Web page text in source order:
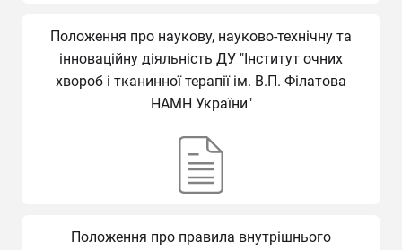
Положення про наукову, науково-технічну та
інноваційну діяльність ДУ "Інститут очних
хвороб і тканинної терапії ім. В.П. Філатова
НАМН України"
Положення про правила внутрішнього